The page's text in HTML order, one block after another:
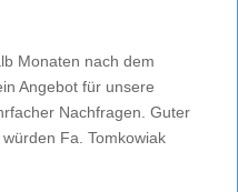
Monaten nach dem
Angebot für unsere
Nachfragen. Guter
Fa. Tomkowiak